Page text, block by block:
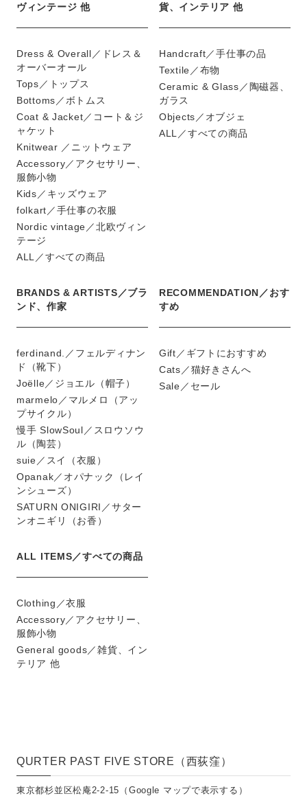
ヴィンテージ 他
Dress & Overall／ドレス＆
オーバーオール
Tops／トップス
Bottoms／ボトムス
Coat & Jacket／コート＆ジ
ャケット
Knitwear ／ニットウェア
Accessory／アクセサリー、
服飾小物
Kids／キッズウェア
folkart／手仕事の衣服
Nordic vintage／北欧ヴィン
テージ
ALL／すべての商品
貨、インテリア 他
Handcraft／手仕事の品
Textile／布物
Ceramic & Glass／陶磁器、
ガラス
Objects／オブジェ
ALL／すべての商品
BRANDS & ARTISTS／ブラ
ンド、作家
ferdinand.／フェルディナン
ド（靴下）
Joëlle／ジョエル（帽子）
marmelo／マルメロ（アッ
プサイクル）
慢手 SlowSoul／スロウソウ
ル（陶芸）
suie／スイ（衣服）
Opanak／オパナック（レイ
ンシューズ）
SATURN ONIGIRI／サター
ンオニギリ（お香）
RECOMMENDATION／おす
すめ
Gift／ギフトにおすすめ
Cats／猫好きさんへ
Sale／セール
ALL ITEMS／すべての商品
Clothing／衣服
Accessory／アクセサリー、
服飾小物
General goods／雑貨、イン
テリア 他
QURTER PAST FIVE STORE（西荻窪）
東京都杉並区松庵2-2-15（ Google マップで表示する ）